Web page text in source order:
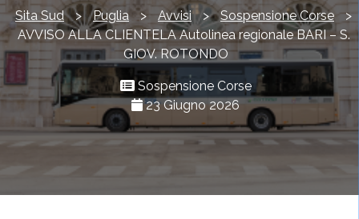
Sita Sud > Puglia > Avvisi > Sospensione Corse >
AVVISO ALLA CLIENTELA Autolinea regionale BARI – S.
GIOV. ROTONDO
Sospensione Corse
23 Giugno 2026